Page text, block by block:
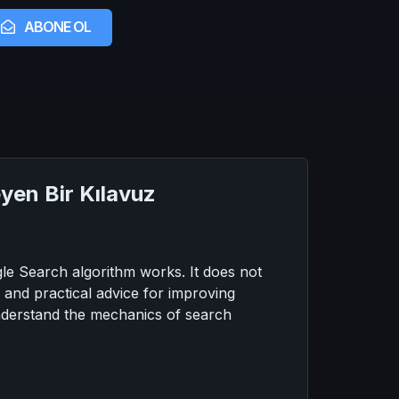
ABONE OL
Bir Kılavuz
Search algorithm works. It does not
practical advice for improving
the mechanics of search